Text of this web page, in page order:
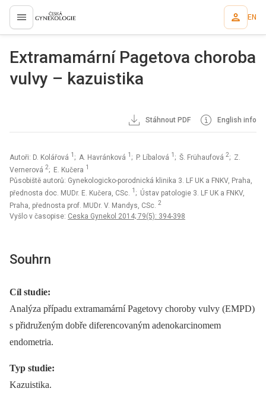
proLékaře.cz EN
Extramamární Pagetova choroba
vulvy – kazuistika
Stáhnout PDF English info
Autoři: D. Kolářová 1 ; A. Havránková 1 ; P. Líbalová 1 ; Š. Frühaufová 2; Z.
Vernerová 2; E. Kučera 1
Působiště autorů: Gynekologicko-porodnická klinika 3. LF UK a FNKV, Praha,
přednosta doc. MUDr. E. Kučera, CSc. 1 ; Ústav patologie 3. LF UK a FNKV,
Praha, přednosta prof. MUDr. V. Mandys, CSc. 2
Vyšlo v časopise: Ceska Gynekol 2014; 79(5): 394-398
Souhrn
Cíl studie:
Analýza případu extramamární Pagetovy choroby vulvy (EMPD)
s přidruženým dobře diferencovaným adenokarcinomem
endometria.
Typ studie:
Kazuistika.